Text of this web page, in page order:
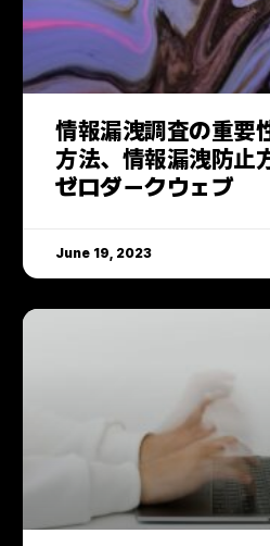
情報漏洩調査の重要
方法、情報漏洩防止
ゼロダークウェブ
June 19, 2023